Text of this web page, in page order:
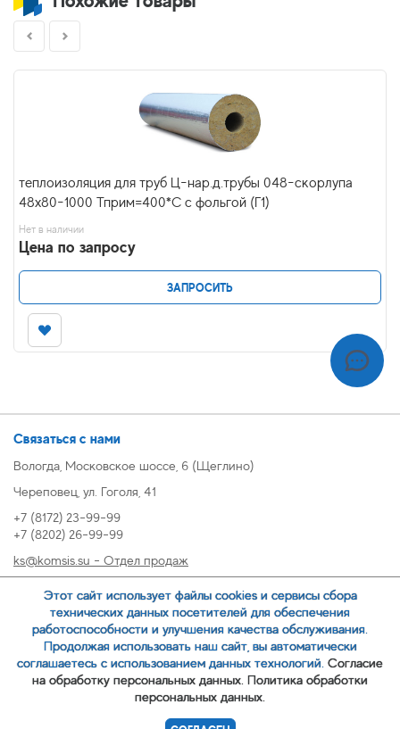
теплоизоляция для труб Ц-нар.д.трубы 048-скорлупа
48х80-1000 Тприм=400*С с фольгой (Г1)
Нет в наличии
Цена по запросу
ЗАПРОСИТЬ
Связаться с нами
Вологда, Московское шоссе, 6 (Щеглино)
Череповец, ул. Гоголя, 41
+7 (8172) 23-99-99
+7 (8202) 26-99-99
ks@komsis.su - Отдел продаж
oz@komsis.su - Отдел закупок
ЗАКАЗАТЬ ЗВОНОК
Этот сайт использует файлы cookies и сервисы сбора
технических данных посетителей для обеспечения
работоспособности и улучшения качества обслуживания.
Продолжая использовать наш сайт, вы автоматически
соглашаетесь с использованием данных технологий. Согласие
на обработку персональных данных. Политика обработки
персональных данных.